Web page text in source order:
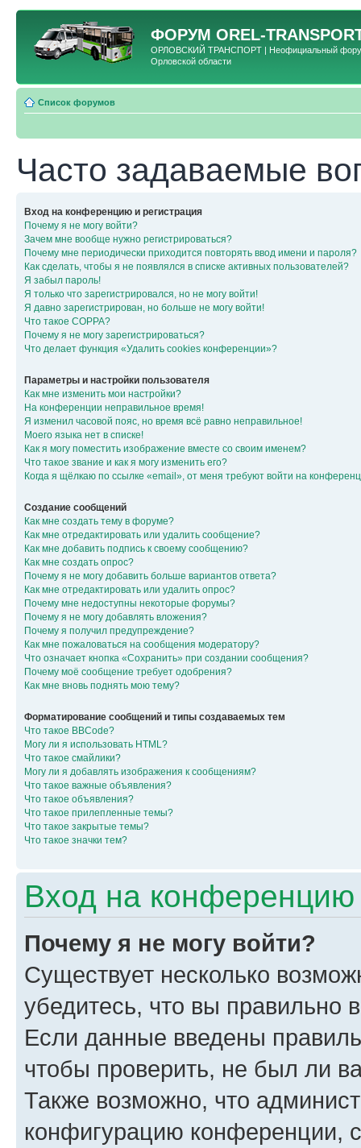
ФОРУМ OREL-
ОРЛОВСКИЙ ТРАНСПОРТ | Неофициальный форум
Орловской области
Список форумов
Часто задаваемые
Вход на конференцию и регистрация
Почему я не могу войти?
Зачем мне вообще нужно регистрироваться?
Почему мне периодически приходится повторять ввод имени и пароля?
Как сделать, чтобы я не появлялся в списке активных пользователей?
Я забыл пароль!
Я только что зарегистрировался, но не могу войти!
Я давно зарегистрирован, но больше не могу войти!
Что такое COPPA?
Почему я не могу зарегистрироваться?
Что делает функция «Удалить cookies конференции»?
Параметры и настройки пользователя
Как мне изменить мои настройки?
На конференции неправильное время!
Я изменил часовой пояс, но время всё равно неправильное!
Моего языка нет в списке!
Как я могу поместить изображение вместе со своим именем?
Что такое звание и как я могу изменить его?
Когда я щёлкаю по ссылке «email», от меня требуют войти на
Создание сообщений
Как мне создать тему в форуме?
Как мне отредактировать или удалить сообщение?
Как мне добавить подпись к своему сообщению?
Как мне создать опрос?
Почему я не могу добавить больше вариантов ответа?
Как мне отредактировать или удалить опрос?
Почему мне недоступны некоторые форумы?
Почему я не могу добавлять вложения?
Почему я получил предупреждение?
Как мне пожаловаться на сообщения модератору?
Что означает кнопка «Сохранить» при создании сообщения?
Почему моё сообщение требует одобрения?
Как мне вновь поднять мою тему?
Форматирование сообщений и типы создаваемых тем
Что такое BBCode?
Могу ли я использовать HTML?
Что такое смайлики?
Могу ли я добавлять изображения к сообщениям?
Что такое важные объявления?
Что такое объявления?
Что такое прилепленные темы?
Что такое закрытые темы?
Что такое значки тем?
Вход на конференцию
Почему я не могу войти?
Существует несколько
убедитесь, что вы правильно
Если данные введены
чтобы проверить, не был ли
Также возможно, что
конфигурацию конференции,